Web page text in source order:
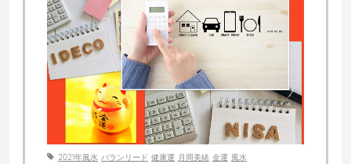
2021年風水 バランリード 健康運 月岡美緒 金運 風水